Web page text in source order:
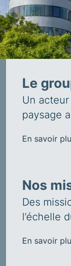
Le
Un
paysage
En savoir
Nos
Des
l’échelle
En savoir